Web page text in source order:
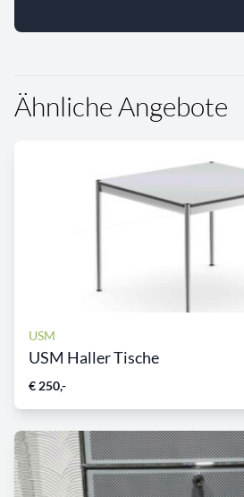
Ähnliche Angebote
USM
USM Haller Tische
€ 250,-